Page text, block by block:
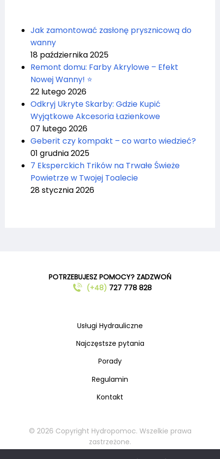
Jak zamontować zasłonę prysznicową do
wanny
18 października 2025
Remont domu: Farby Akrylowe – Efekt
Nowej Wanny! ⭐
22 lutego 2026
Odkryj Ukryte Skarby: Gdzie Kupić
Wyjątkowe Akcesoria Łazienkowe
07 lutego 2026
Geberit czy kompakt – co warto wiedzieć?
01 grudnia 2025
7 Eksperckich Trików na Trwałe Świeże
Powietrze w Twojej Toalecie
28 stycznia 2026
POTRZEBUJESZ POMOCY? ZADZWOŃ
(+48) 727 778 828
Usługi Hydrauliczne
Najczęstsze pytania
Porady
Regulamin
Kontakt
© 2026 Copyright Hydropomoc. Wszelkie prawa
zastrzeżone.